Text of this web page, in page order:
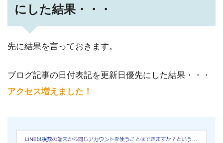
にした結果・・・
先に結果を言っておきます。
ブログ記事の日付表記を更新日優先にした結果・・・
アクセス増えました！